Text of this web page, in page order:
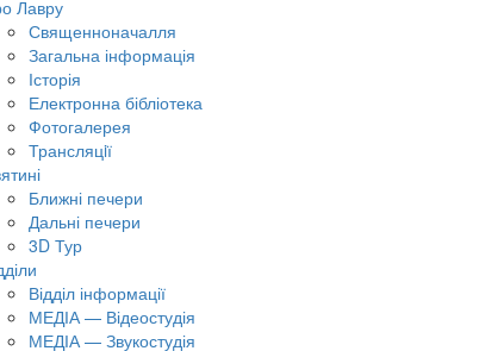
Лавру
Священноначалля
Загальна інформація
Історія
Електронна бібліотека
Фотогалерея
Трансляцiї
Ближні печери
Дальні печери
3D Тур
Відділ інформації
МЕДІА — Відеостудія
МЕДІА — Звукостудія